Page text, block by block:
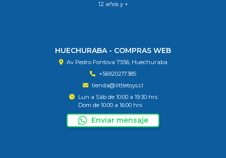
12 años y +
HUECHURABA - COMPRAS WEB
Av Pedro Fontova 7556, Huechuraba
+56920217385
tienda@littletoys.cl
Lun a Sáb de 10:00 a 19:30 hrs
Dom de 10:00 a 16:00 hrs
Enviar mensaje